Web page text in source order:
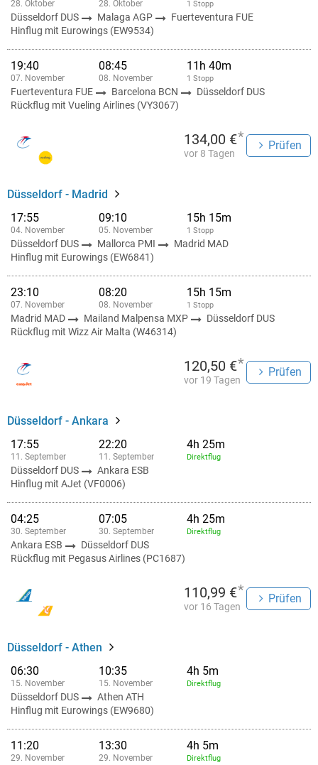
28. Oktober 28. Oktober 1 Stopp
Düsseldorf DUS Malaga AGP
Fuerteventura FUE
Hinflug mit Eurowings (EW9534)
19:40
07. November
08:45
08. November
11h 40m
1 Stopp
Fuerteventura FUE Barcelona BCN
Düsseldorf DUS
Rückflug mit Vueling Airlines (VY3067)
134,00 €*
vor 8 Tagen
Prüfen
Düsseldorf - Madrid
17:55
04. November
09:10
05. November
15h 15m
1 Stopp
Düsseldorf DUS Mallorca PMI
Madrid MAD
Hinflug mit Eurowings (EW6841)
23:10
07. November
08:20
08. November
15h 15m
1 Stopp
Madrid MAD Mailand Malpensa MXP
Düsseldorf DUS
Rückflug mit Wizz Air Malta (W46314)
120,50 €*
vor 19 Tagen
Prüfen
Düsseldorf - Ankara
17:55
11. September
22:20
11. September
4h 25m
Direktflug
Düsseldorf DUS
Ankara ESB
Hinflug mit AJet (VF0006)
04:25
30. September
07:05
30. September
4h 25m
Direktflug
Ankara ESB
Düsseldorf DUS
Rückflug mit Pegasus Airlines (PC1687)
110,99 €*
vor 16 Tagen
Prüfen
Düsseldorf - Athen
06:30
15. November
10:35
15. November
4h 5m
Direktflug
Düsseldorf DUS
Athen ATH
Hinflug mit Eurowings (EW9680)
11:20
29. November
13:30
29. November
4h 5m
Direktflug